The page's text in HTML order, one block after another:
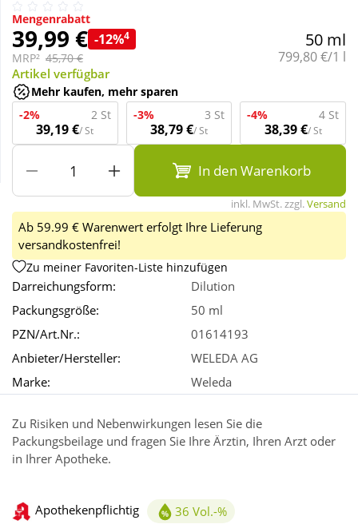
Sanitätshaus
Sport & Fitness
Tierbedarf
Wellness
Mengenrabatt
39,99 € -12%4
MRP² 45,70 €
50 ml
Grundpreis:
799,80 €/1 l
Artikel verfügbar
Mehr kaufen, mehr sparen
-2%
2 St
39,19 €/ St
-3% 3 St
38,79 €/ St
-4% 4 St
38,39 €/ St
In den Warenkorb
inkl. MwSt. zzgl.Versand
Ab 59.99 € Warenwert erfolgt Ihre Lieferung
versandkostenfrei!
Zu meiner Favoriten-Liste hinzufügen
Darreichungsform:
Dilution
Packungsgröße:
50 ml
PZN/Art.Nr.:
01614193
Anbieter/Hersteller:
WELEDA AG
Marke:
Weleda
Zu Risiken und Nebenwirkungen lesen Sie die
Packungsbeilage und fragen Sie Ihre Ärztin, Ihren Arzt oder
in Ihrer Apotheke.
Apothekenpflichtig 36 Vol.-%
Alkoholgehalt 36Vol.-%